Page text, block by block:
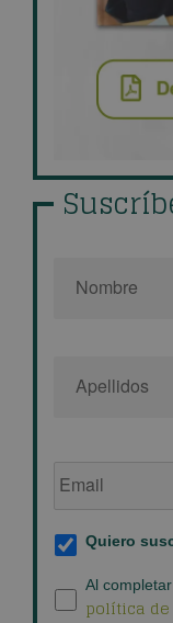
de
Suscripción
al
blog
*
Quiero
Política
de
Al
política